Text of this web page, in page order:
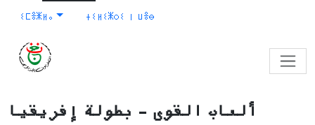
ⵉⵎⴻⵥⵍⴰ ⵜⵉⵍⵉⵥⵔⵉ ⵏ ⵡⴻⴱ
ألعاب القوى - بطولة إفريقيا